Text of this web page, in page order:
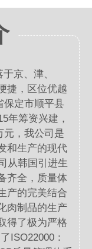
京、津、
捷，区位优越
保定市顺平县
年筹资兴建，
元，我公司是
和生产的现代
从韩国引进生
齐全，质量体
产的完美结合
肉制品的生产
得了极为严格
ISO22000：